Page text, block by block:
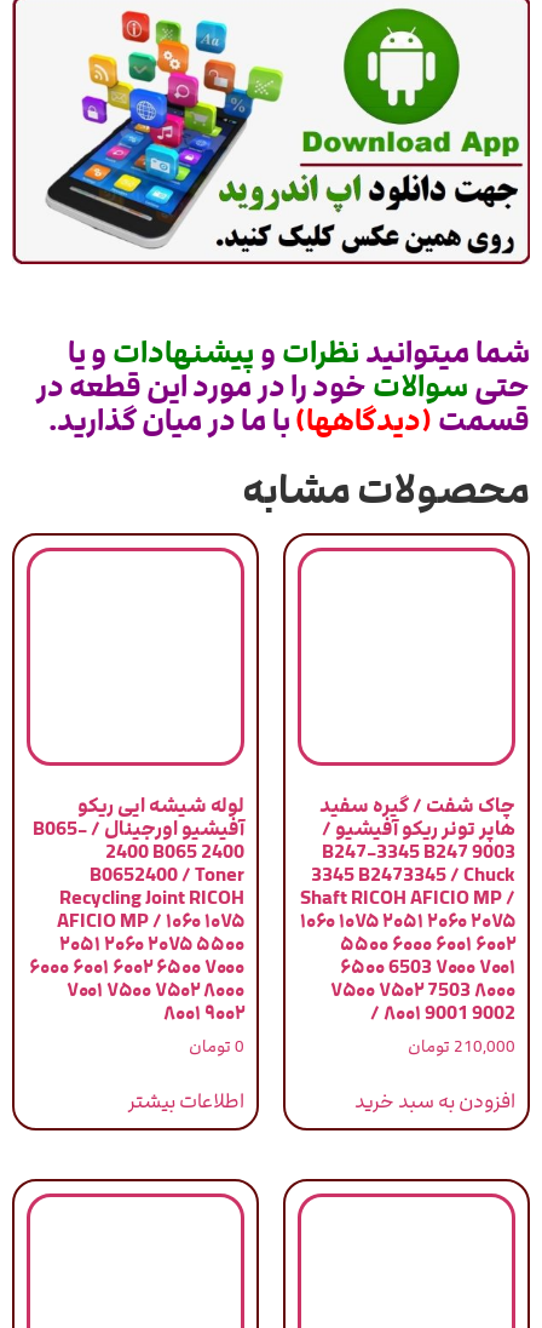
شما میتوانیدنظراتوپیشنهاداتو یا
حتیسوالاتخود را در مورد این قطعه در
قسمت(دیدگاهها)با ما در میان گذارید.
محصولات مشابه
چاک شفت / گیره سفید
هاپر تونر ریکو آفیشیو /
9003 B247-3345 B247
3345 B2473345 / Chuck
Shaft RICOH AFICIO MP /
۱۰۶۰ ۱۰۷۵ ۲۰۵۱ ۲۰۶۰ ۲۰۷۵
۵۵۰۰ ۶۰۰۰ ۶۰۰۱ ۶۰۰۲
۶۵۰۰ 6503 ۷۰۰۰ ۷۰۰۱
۷۵۰۰ ۷۵۰۲ 7503 ۸۰۰۰
۸۰۰۱ 9001 9002 /
210,000 تومان
افزودن به سبد خرید
لوله شیشه ایی ریکو
آفیشیو اورجینال / B065-
2400 B065 2400
B0652400 / Toner
Recycling Joint RICOH
AFICIO MP / ۱۰۶۰ ۱۰۷۵
۲۰۵۱ ۲۰۶۰ ۲۰۷۵ ۵۵۰۰
۶۰۰۰ ۶۰۰۱ ۶۰۰۲ ۶۵۰۰ ۷۰۰۰
۷۰۰۱ ۷۵۰۰ ۷۵۰۲ ۸۰۰۰
۸۰۰۱ ۹۰۰۲
0 تومان
اطلاعات بیشتر